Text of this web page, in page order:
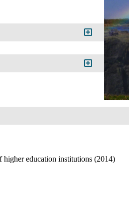
education institutions (2014)